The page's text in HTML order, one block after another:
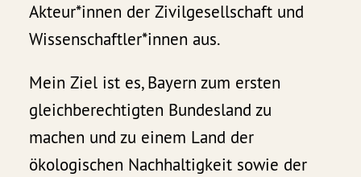
Akteur*innen der Zivilgesellschaft und
Wissenschaftler*innen aus.
Mein Ziel ist es, Bayern zum ersten
gleichberechtigten Bundesland zu
machen und zu einem Land der
ökologischen Nachhaltigkeit sowie der